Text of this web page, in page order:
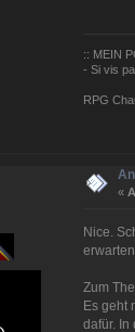
:: MEIN
- Si vis
RPG
«
Nice.
erwarten.
Zum
Es geht
dafür. In